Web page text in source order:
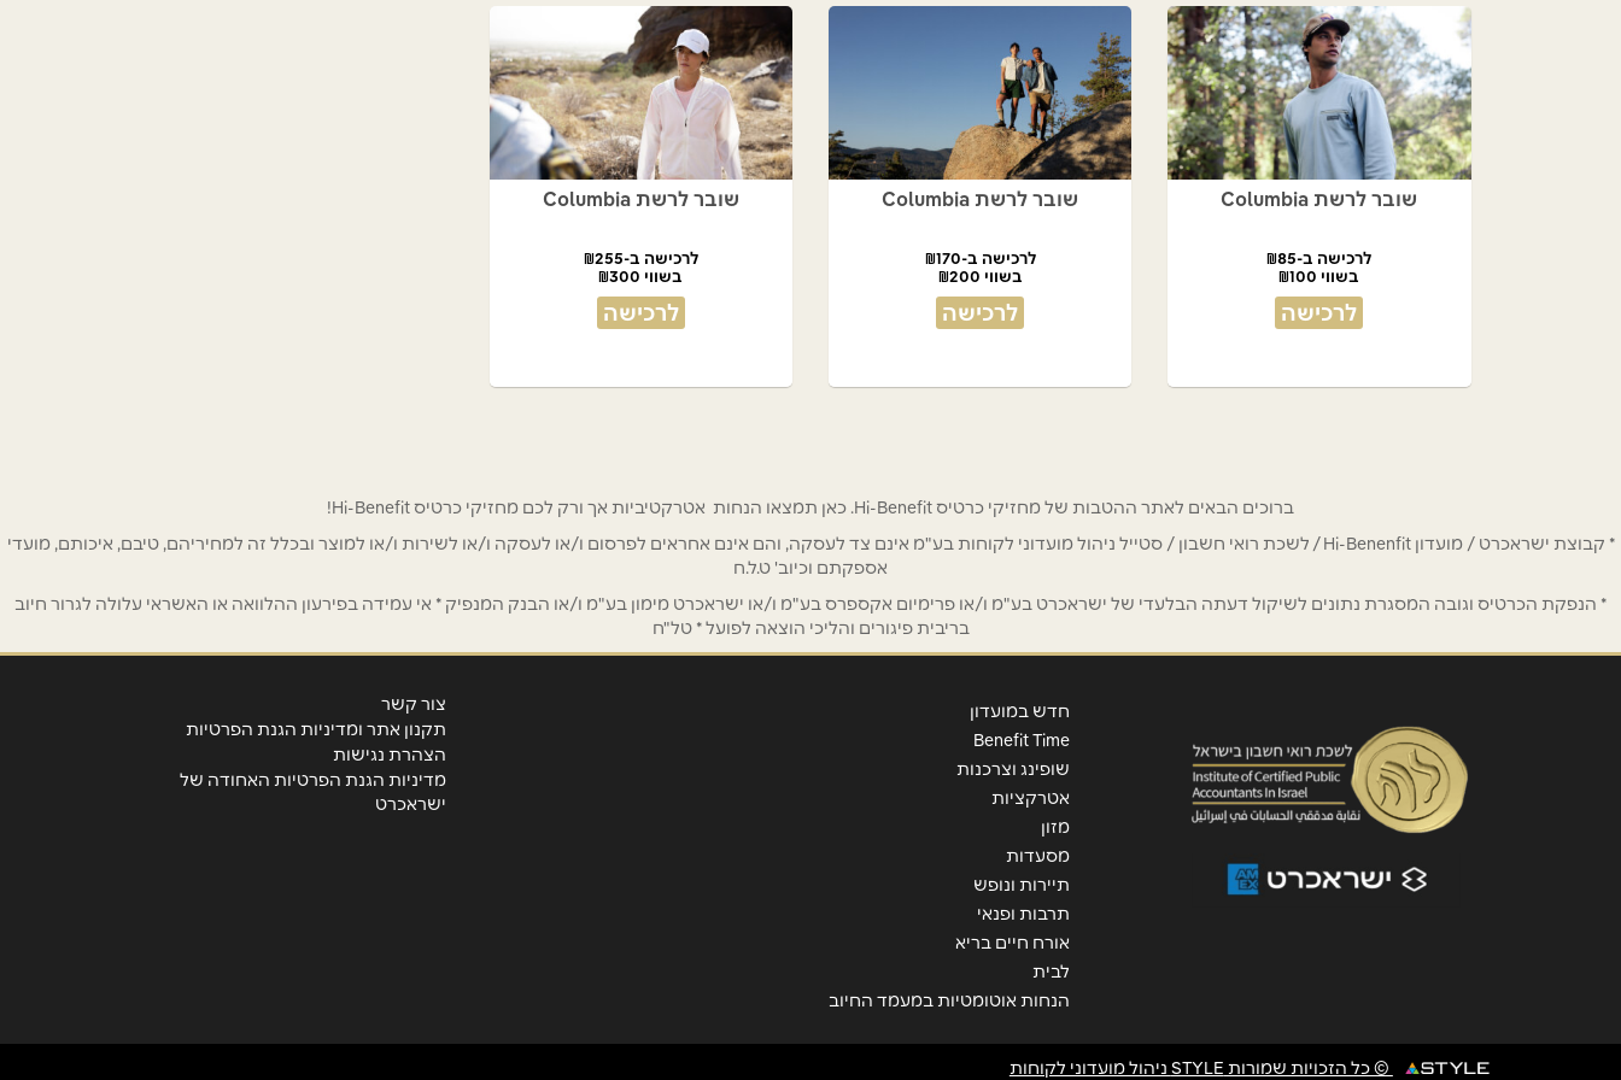
שובר לרשת Columbia
לרכישה ב-₪85
בשווי ₪100
לרכישה
שובר לרשת Columbia
לרכישה ב-₪170
בשווי ₪200
לרכישה
שובר לרשת Columbia
לרכישה ב-₪255
בשווי ₪300
לרכישה
ברוכים הבאים לאתר ההטבות של מחזיקי כרטיס Hi-Benefit. כאן תמצאו הנחות אטרקטיביות אך ורק לכם מחזיקי כרטיס Hi-Benefit!
* קבוצת ישראכרט / מועדון Hi-Benenfit / לשכת רואי חשבון / סטייל ניהול מועדוני לקוחות בע"מ אינם צד לעסקה, והם אינם אחראים לפרסום ו/או לעסקה ו/או לשירות ו/או למוצר ובכלל זה למחיריהם, טיבם, איכותם, מועדי
אספקתם וכיוב' ט.ל.ח
* הנפקת הכרטיס וגובה המסגרת נתונים לשיקול דעתה הבלעדי של ישראכרט בע"מ ו/או פרימיום אקספרס בע"מ ו/או ישראכרט מימון בע"מ ו/או הבנק המנפיק * אי עמידה בפירעון ההלוואה או האשראי עלולה לגרור חיוב
בריבית פיגורים והליכי הוצאה לפועל * טל"ח
חדש במועדון
Benefit Time
שופינג וצרכנות
אטרקציות
מזון
מסעדות
תיירות ונופש
תרבות ופנאי
אורח חיים בריא
לבית
הנחות אוטומטיות במעמד החיוב
צור קשר
תקנון אתר ומדיניות הגנת הפרטיות
הצהרת נגישות
מדיניות הגנת הפרטיות האחודה של
ישראכרט
© כל הזכויות שמורות STYLE ניהול מועדוני לקוחות